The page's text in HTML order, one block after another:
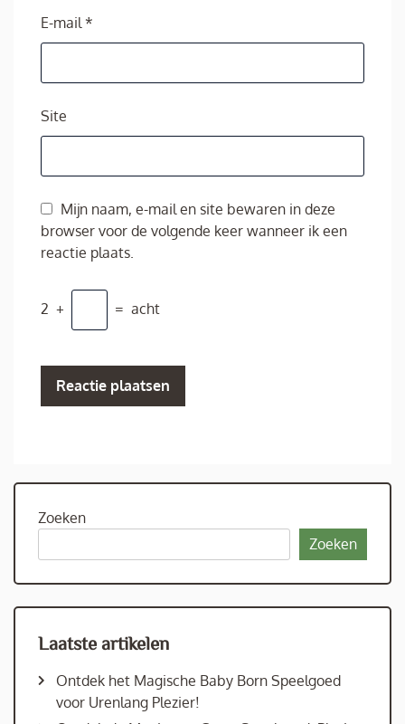
E-mail *
Site
Mijn naam, e-mail en site bewaren in deze
browser voor de volgende keer wanneer ik een
reactie plaats.
2 + = acht
Zoeken
Zoeken
Laatste artikelen
Ontdek het Magische Baby Born Speelgoed
voor Urenlang Plezier!